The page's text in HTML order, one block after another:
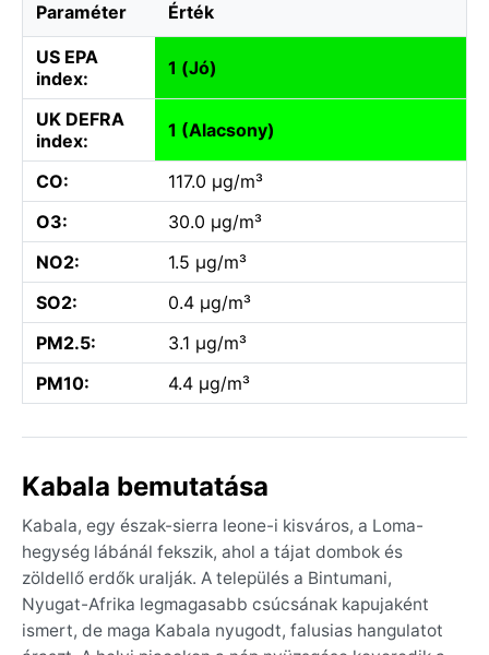
Paraméter Érték
US EPA
index:
1 (Jó)
UK DEFRA
index:
1 (Alacsony)
CO:
117.0 µg/m³
O3:
30.0 µg/m³
NO2:
1.5 µg/m³
SO2:
0.4 µg/m³
PM2.5:
3.1 µg/m³
PM10:
4.4 µg/m³
Kabala bemutatása
Kabala, egy észak-sierra leone-i kisváros, a Loma-
hegység lábánál fekszik, ahol a tájat dombok és
zöldellő erdők uralják. A település a Bintumani,
Nyugat-Afrika legmagasabb csúcsának kapujaként
ismert, de maga Kabala nyugodt, falusias hangulatot